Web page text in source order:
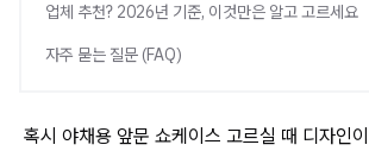
업체 추천? 2026년 기준, 이것만은 알고 고르세요
자주 묻는 질문 (FAQ)
혹시 야채용 앞문 쇼케이스 고르실 때 디자인